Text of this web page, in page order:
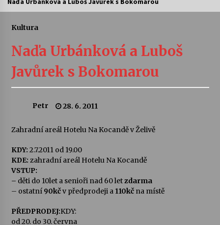
kapkou
Veselí muzikanti
Pozvánka na integrační festival Quijotova
šedesátka: 28. 7.–1. 8. 2026
Letní koncerty ve Stromovce: Kolchoz a
28. 7. 2026
Kultura
Naďa Urbánková a Luboš
Javůrek s Bokomarou
Petr 28. 6. 2011
Zahradní areál Hotelu Na Kocandě v Želivě
KDY: 2.7.2011 od 19.00
KDE: zahradní areál Hotelu Na Kocandě
VSTUP:
– děti do 10let a senioři nad 60 letzdarma
– ostatní 90kčv předprodeji a 110kčna místě
PŘEDPRODEJ:KDY:
od 20. do 30. června